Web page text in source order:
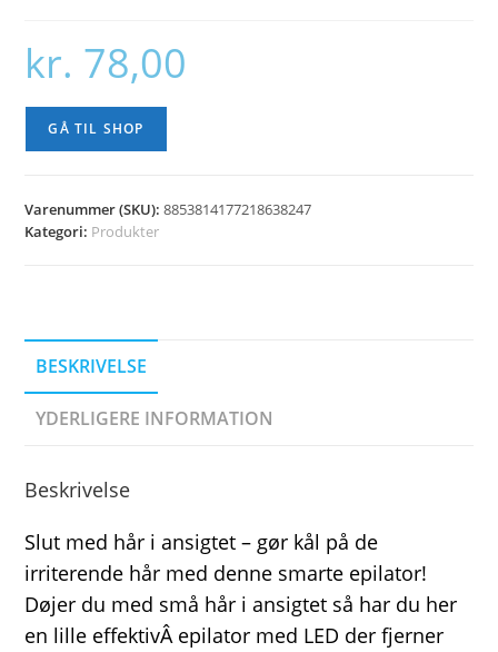
kr. 78,00
GÅ TIL SHOP
Varenummer (SKU):8853814177218638247
Kategori: Produkter
BESKRIVELSE
YDERLIGERE INFORMATION
Beskrivelse
Slut med hår i ansigtet – gør kål på de
irriterende hår med denne smarte epilator!
Døjer du med små hår i ansigtet så har du her
en lille effektivÂ epilator med LED der fjerner